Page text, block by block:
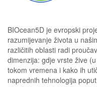
BIOcean5D je evropski
razumijevanje života u
različitih oblasti radi
dimenzija: gdje vrste žive
tokom vremena i kako ih
naprednih tehnologija